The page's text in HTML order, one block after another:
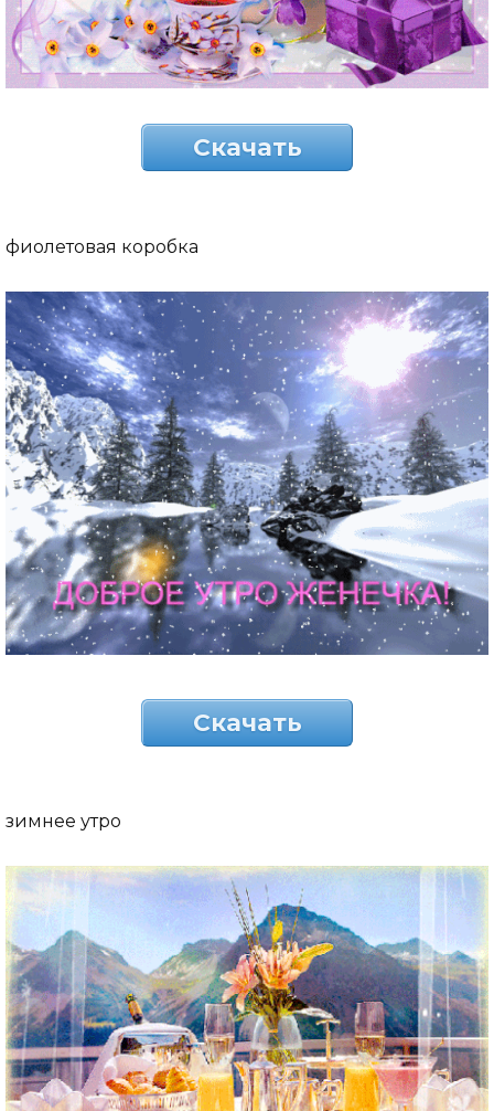
Скачать
фиолетовая коробка
Скачать
зимнее утро